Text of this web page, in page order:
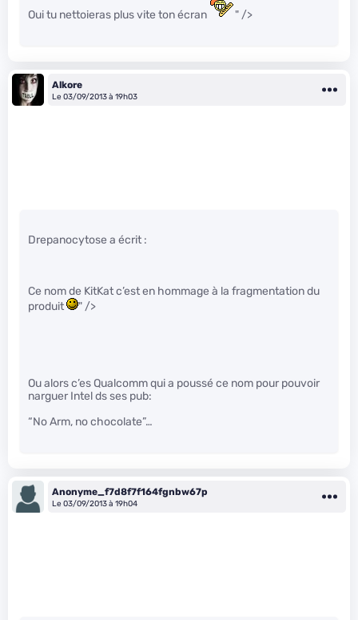
Oui tu nettoieras plus vite ton écran " />
Alkore
Le 03/09/2013 à 19h03
Drepanocytose a écrit :
Ce nom de KitKat c’est en hommage à la fragmentation du
produit
" />
Ou alors c’es Qualcomm qui a poussé ce nom pour pouvoir
narguer Intel ds ses pub:
“No Arm, no chocolate”…
Anonyme_f7d8f7f164fgnbw67p
Le 03/09/2013 à 19h04